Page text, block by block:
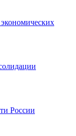
России